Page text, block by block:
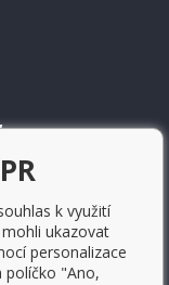
k využití
ukazovat
personalizace
políčko "Ano,